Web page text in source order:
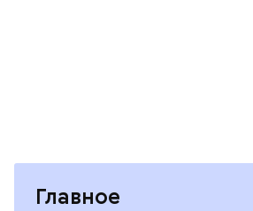
Главное